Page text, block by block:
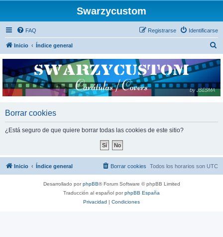
Swarzycustom
FAQ Identificarse
Registrarse
Inicio Índice general
c
Borrar cookies
¿Está seguro de que quiere borrar todas las cookies de este sitio?
Inicio Índice general Todos los horarios son UTC
Borrar cookies
Desarrollado porphpBB® Forum Software © phpBB Limited
Traducción al español porphpBB España
Privacidad | Condiciones